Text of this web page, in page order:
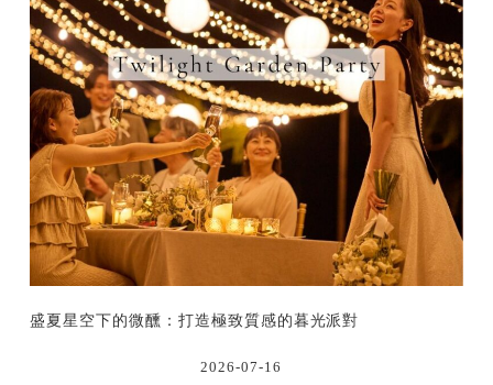
盛夏星空下的微醺：打造極致質感的暮光派對
2026-07-16